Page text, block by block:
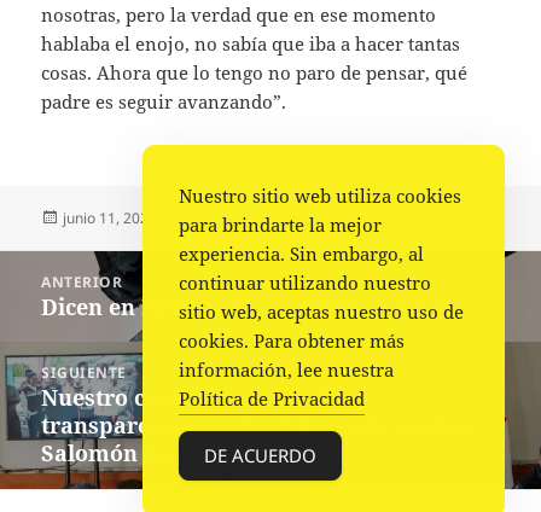
nosotras, pero la verdad que en ese momento
hablaba el enojo, no sabía que iba a hacer tantas
cosas. Ahora que lo tengo no paro de pensar, qué
padre es seguir avanzando”.
Publicado
junio 11, 2023 Autor
Fuente Categorías
Nacional,Portada
Navegación
entradas
ANTERIOR
Entrada
Dicen en México ‘Sí’ a muerte asistida
SIGUIENTE
Siguiente
entrada:
Nuestro compromiso con la
transparencia es absoluto: Gobernador
Salomón Jara
Nuestro sitio web utiliza cookies
para brindarte la mejor
experiencia. Sin embargo, al
continuar utilizando nuestro
sitio web, aceptas nuestro uso de
cookies. Para obtener más
información, lee nuestra
Política de Privacidad
DE ACUERDO